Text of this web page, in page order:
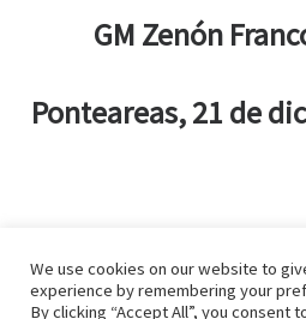
GM Zenón
Ponteareas, 21 de
© 2026Zenonchess Ediciones–
We use cookies on our website to
experience by remembering your
By clicking “Accept All”, you consent